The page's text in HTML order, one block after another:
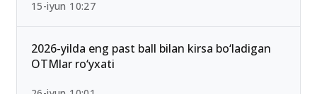
2026/2027 qabulda maksimal ball 189 Bo‘lib
qoldi — Yangi test mezonlari bilan tanishing
15-iyun 10:27